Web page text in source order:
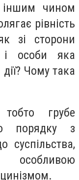
іншим чином
рівність
зі сторони
і особи яка
Чому така
тобто грубе
порядку з
суспільства,
особливою